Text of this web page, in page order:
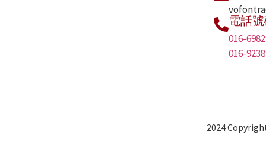
電話
016-
016-
2024